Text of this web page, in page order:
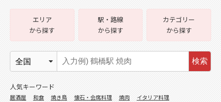
エリア
から探す
駅・路線
から探す
カテゴリー
から探す
検索
人気キーワード
居酒屋 和食 焼き鳥 懐石・会席料理 焼肉
イタリア料理